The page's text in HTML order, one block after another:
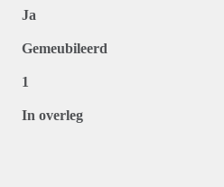
Ja
Gemeubileerd
1
In overleg